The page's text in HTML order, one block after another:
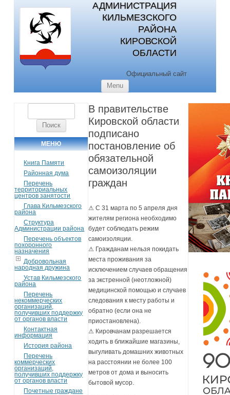
АДМИНИСТРАЦИЯ
КИЛЬМЕЗСКОГО
РАЙОНА
КИРОВСКОЙ
ОБЛАСТИ
Официальный сайт
Menu
МЕНЮ
Книга Памяти
Районная дума
Перечень
территориальных
центров занятости
Глава Кильмезского
района
Структура
Администрации района
Перечень объектов
похоронного
назначения
Добровольная
народная дружина
Устав Кильмезского
района
Перечень
некоммерческих
организаций,
получивших поддержку
от органов власти
Контактная
информация
История района
Перечень
коммерческих
организаций,
получивших поддержку
от органов власти
Почетные граждане
В правительстве
Кировской области
подписано
постановление об
обязательной
самоизоляции
граждан
⚠ С 31 марта по 5 апреля дня
жителям региона необходимо
будет соблюдать режим
самоизоляции.
⚠ Гражданам нельзя покидать
места проживания за
исключением случаев обращения
за экстренной (неотложной)
медицинской помощью и случаев
следования к месту работы и
обратно (если она не
приостановлена).
⚠ Кировчанам разрешается
ходить в ближайшие магазины,
выгуливать домашних животных
на расстоянии не более 100
метров от дома и выносить
бытовой мусор.